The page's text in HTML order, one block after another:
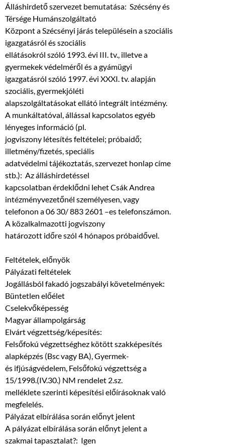
Álláshirdető szervezet bemutatása: Szécsény és
Térsége Humánszolgáltató
Központ a Szécsényi járás településein a szociális
igazgatásról és szociális
ellátásokról szóló 1993. évi III. tv., illetve a
gyermekek védelméről és a gyámügyi
igazgatásról szóló 1997. évi XXXI. tv. alapján
szociális, gyermekjóléti
alapszolgáltatásokat ellátó integrált intézmény.
A munkáltatóval, állással kapcsolatos egyéb
lényeges információ (pl.
jogviszony létesítés feltételei; próbaidő;
illetmény/fizetés, speciális
adatvédelmi tájékoztatás, szervezet honlap címe
stb.): Az álláshirdetéssel
kapcsolatban érdeklődni lehet Csák Andrea
intézményvezetőnél személyesen, vagy
telefonon a 06 30/ 883 2601 –es telefonszámon.
A közalkalmazotti jogviszony
határozott időre szól 4 hónapos próbaidővel.
Feltételek, előnyök
Pályázati feltételek
Jogállásból fakadó jogszabályi követelmények:
Büntetlen előélet
Cselekvőképesség
Magyar állampolgárság
Elvárt végzettség/képesítés:
Felsőfokú végzettséghez kötött szakképesítés
alapképzés (Bsc vagy BA), Gyermek-
és ifjúságvédelem, Felsőfokú végzettség a
15/1998.(IV.30.) NM rendelet 2.sz.
melléklete szerinti képesítési előírásoknak való
megfelelés.
Pályázat elbírálása során előnyt jelent
A pályázat elbírálása során előnyt jelent a
szakmai tapasztalat?: Igen